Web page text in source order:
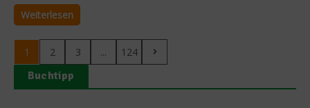
Weiterlesen
1 2 3 ... 124
Buchtipp